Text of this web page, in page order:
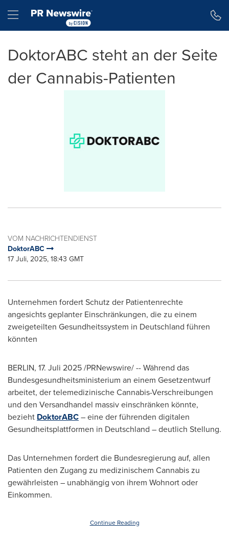
Hamburger menu
DoktorABC steht an der Seite
der Cannabis-Patienten
VOM NACHRICHTENDIENST
DoktorABC
17 Juli, 2025, 18:43 GMT
Unternehmen fordert Schutz der Patientenrechte
angesichts geplanter Einschränkungen, die zu einem
zweigeteilten Gesundheitssystem in Deutschland führen
könnten
BERLIN, 17. Juli 2025/PRNewswire/ -- Während das
Bundesgesundheitsministerium an einem Gesetzentwurf
arbeitet, der telemedizinische Cannabis-Verschreibungen
und den Versandhandel massiv einschränken könnte,
bezieht DoktorABC– eine der führenden digitalen
Gesundheitsplattformen in Deutschland – deutlich Stellung.
Das Unternehmen fordert die Bundesregierung auf, allen
Patienten den Zugang zu medizinischem Cannabis zu
gewährleisten – unabhängig von ihrem Wohnort oder
Einkommen.
Continue Reading